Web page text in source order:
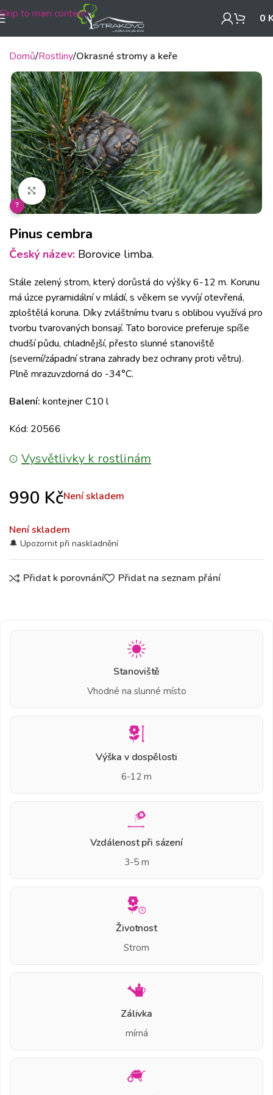
Skip to main content 0
Domů Rostliny Okrasné stromy a keře
Klikněte pro zvětšení
?
Pinus cembra
Český název: Borovice limba.
Stále zelený strom, který dorůstá do výšky 6-12 m. Korunu
má úzce pyramidální v mládí, s věkem se vyvíjí otevřená,
zploštělá koruna. Díky zvláštnímu tvaru s oblibou využívá pro
tvorbu tvarovaných bonsají. Tato borovice preferuje spíše
chudší půdu, chladnější, přesto slunné stanoviště
(severní/západní strana zahrady bez ochrany proti větru).
Plně mrazuvzdorná do -34°C.
Balení: kontejner C10 l
Kód: 20566
Vysvětlivky k rostlinám
990 KčNení skladem
Není skladem
Přidat k porovnání Přidat na seznam přání
Stanoviště
Vhodné na slunné místo
Výška v dospělosti
6-12 m
Vzdálenost při sázení
3-5 m
Životnost
Strom
Zálivka
mírná